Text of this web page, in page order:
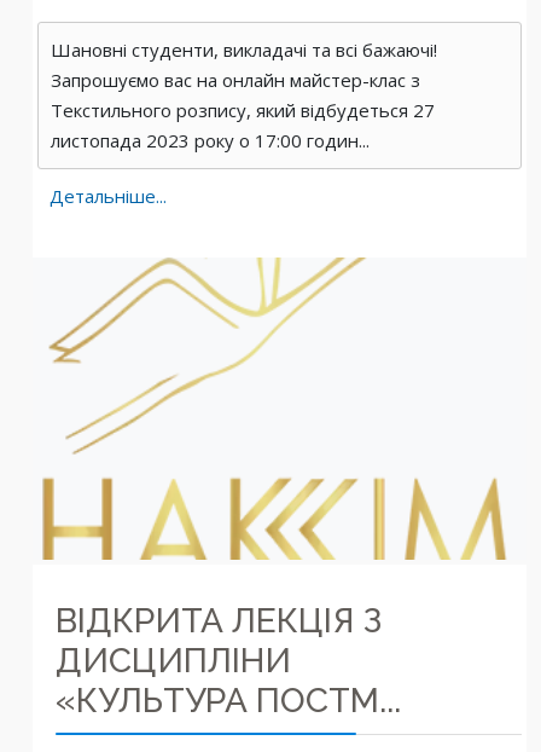
Шановні студенти, викладачі та всі бажаючі!
Запрошуємо вас на онлайн майстер-клас з
Текстильного розпису, який відбудеться 27
листопада 2023 року о 17:00 годин...
Детальніше...
ВІДКРИТА ЛЕКЦІЯ З
ДИСЦИПЛІНИ
«КУЛЬТУРА ПОСТМ...